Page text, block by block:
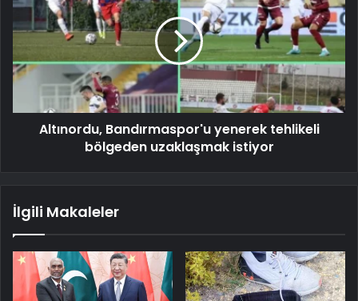
Altınordu, Bandırmaspor'u yenerek tehlikeli
bölgeden uzaklaşmak istiyor
İlgili Makaleler